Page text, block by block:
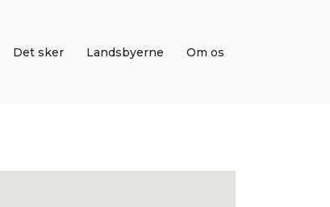
Det sker Landsbyerne Om os